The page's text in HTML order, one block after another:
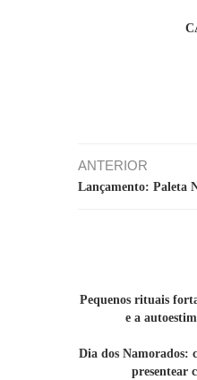
ANTERIOR
Lançamento: Paleta
Pequenos rituais
e a
Dia dos Namorados:
presentear